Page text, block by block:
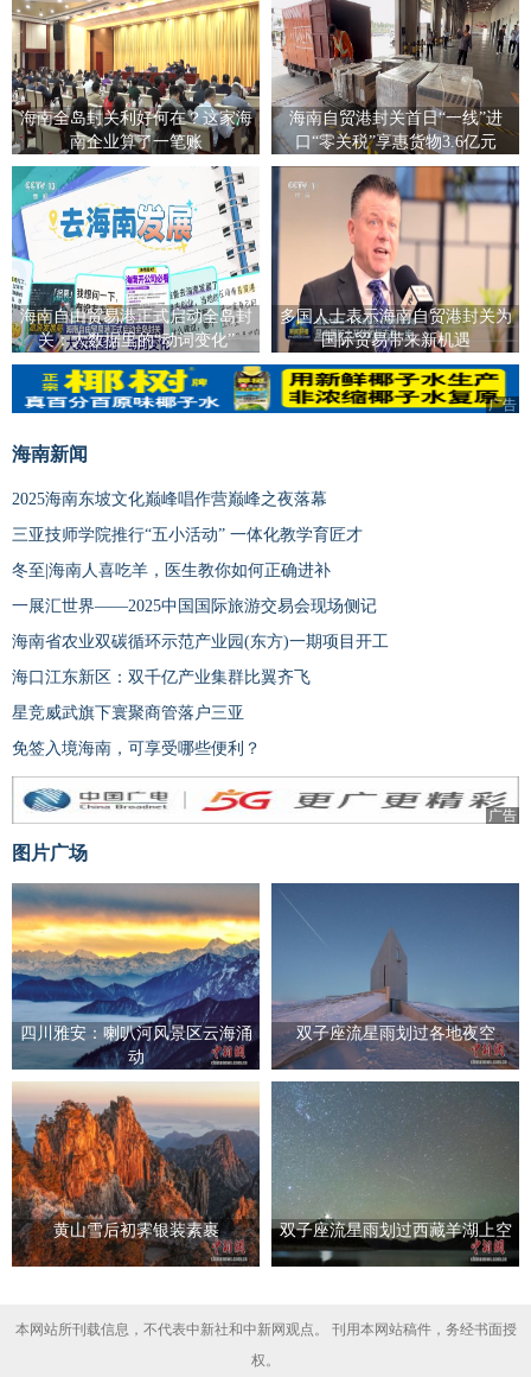
海南全岛封关利好何在？这家海
南企业算了一笔账
海南自贸港封关首日“一线”进
口“零关税”享惠货物3.6亿元
海南自由贸易港正式启动全岛封
关：大数据里的“动词变化”
多国人士表示海南自贸港封关为
国际贸易带来新机遇
广告
海南新闻
2025海南东坡文化巅峰唱作营巅峰之夜落幕
三亚技师学院推行“五小活动” 一体化教学育匠才
冬至|海南人喜吃羊，医生教你如何正确进补
一展汇世界——2025中国国际旅游交易会现场侧记
海南省农业双碳循环示范产业园(东方)一期项目开工
海口江东新区：双千亿产业集群比翼齐飞
星竞威武旗下寰聚商管落户三亚
免签入境海南，可享受哪些便利？
广告
图片广场
四川雅安：喇叭河风景区云海涌
动
双子座流星雨划过各地夜空
黄山雪后初霁银装素裹 双子座流星雨划过西藏羊湖上空
本网站所刊载信息，不代表中新社和中新网观点。 刊用本网站稿件，务经书面授
权。